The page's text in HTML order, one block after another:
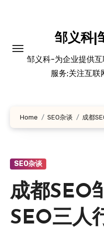
邹义科|
邹义科-为企业提供互
服务;关注互联
Home SEO杂谈 成都
SEO杂谈
成都SEO
SEO三人